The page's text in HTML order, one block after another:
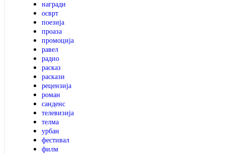
награди
осврт
поезија
проаза
промоција
равел
радио
расказ
раскази
рецензија
роман
санденс
телевизија
телма
урбан
фестивал
филм